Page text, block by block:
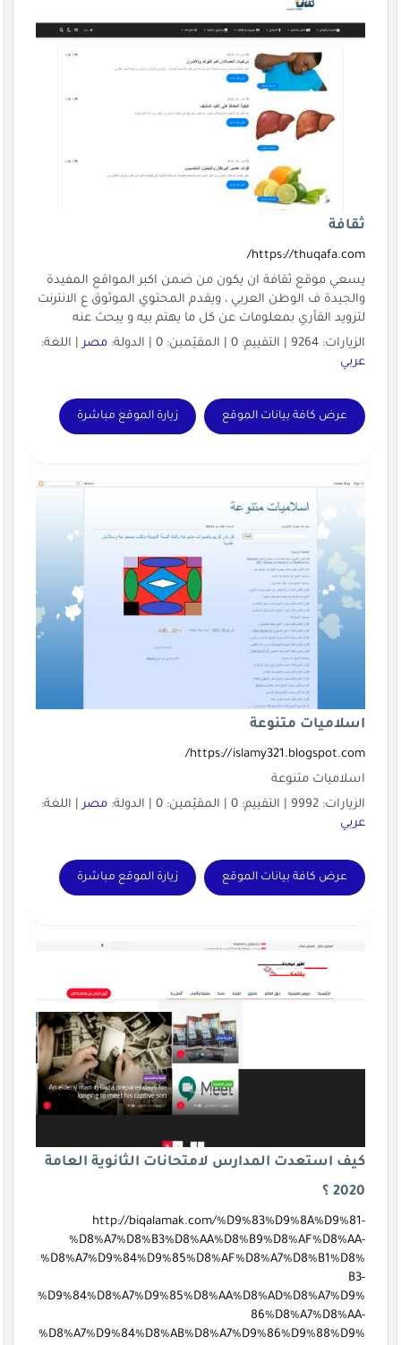
ثقافة
https://thuqafa.com/
يسعي موقع ثقافة ان يكون من ضمن اكبر المواقع المفيدة
والجيدة ف الوطن العربي ، ويقدم المحتوي الموثوق ع الانترنت
لتزويد القأري بمعلومات عن كل ما يهتم بيه و يبحث عنه
الزيارات: 9264 | التقييم: 0 | المقيّمين: 0 | الدولة:
مصر| اللغة:
عربي
عرض كافة بيانات الموقع زيارة الموقع مباشرة
اسلاميات متنوعة
https://islamy321.blogspot.com/
اسلاميات متنوعة
الزيارات: 9992 | التقييم: 0 | المقيّمين: 0 | الدولة:
مصر| اللغة:
عربي
عرض كافة بيانات الموقع زيارة الموقع مباشرة
كيف استعدت المدارس لامتحانات الثانوية العامة
2020 ؟
http://biqalamak.com/%D9%83%D9%8A%D9%81-
%D8%A7%D8%B3%D8%AA%D8%B9%D8%AF%D8%AA-
%D8%A7%D9%84%D9%85%D8%AF%D8%A7%D8%B1%D8%
B3-
%D9%84%D8%A7%D9%85%D8%AA%D8%AD%D8%A7%D9%
86%D8%A7%D8%AA-
%D8%A7%D9%84%D8%AB%D8%A7%D9%86%D9%88%D9%